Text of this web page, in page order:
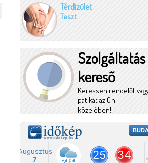
Térdízület
Teszt
Szolgáltatás
kereső
Keressen rendelőt
patikát az Ön
közelében!